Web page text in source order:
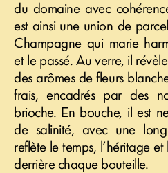
du domaine avec
est ainsi une union de
Champagne qui marie
et le passé. Au verre, il
des arômes de fleurs
frais, encadrés par des
brioche. En bouche, il est
de salinité, avec une
reflète le temps, l’héritage
derrière chaque bouteille.